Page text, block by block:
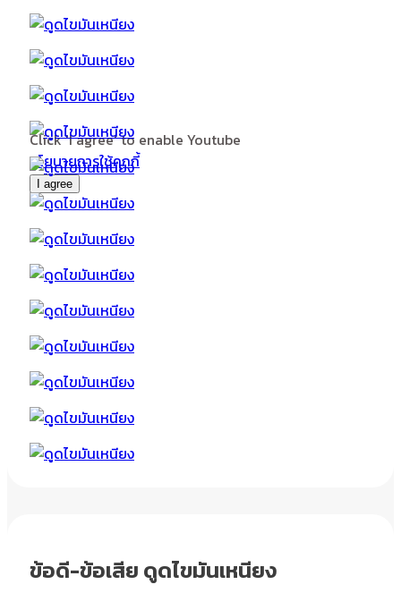
Click 'I agree' to enable Youtube
นโยบายการใช้คุกกี้
I agree
ข้อดี-ข้อเสีย ดูดไขมันเหนียง